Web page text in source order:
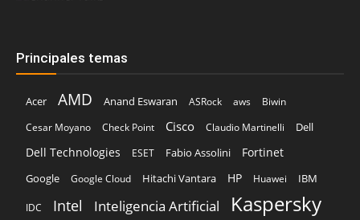
Principales temas
Acer AMD Anand Eswaran ASRock aws
Biwin
Cesar Moyano
Check Point Cisco Claudio Martinelli Dell
Dell Technologies ESET Fabio Assolini Fortinet
Google Google Cloud Hitachi Vantara HP Huawei IBM
IDC Intel Inteligencia Artificial Kaspersky